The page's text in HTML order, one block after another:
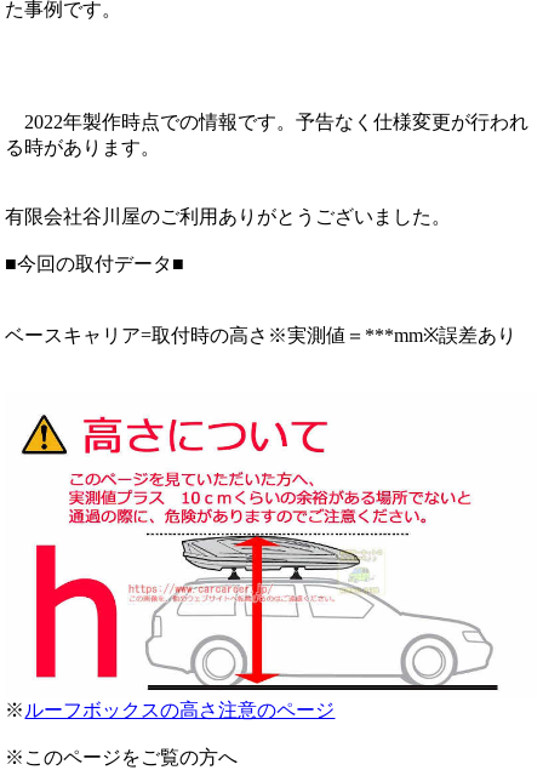
た事例です。
2022年製作時点での情報です。予告なく仕様変更が行われ
る時があります。
有限会社谷川屋のご利用ありがとうございました。
■今回の取付データ■
ベースキャリア=取付時の高さ※実測値＝***mm※誤差あり
※ ルーフボックスの高さ注意のページ
※このページをご覧の方へ